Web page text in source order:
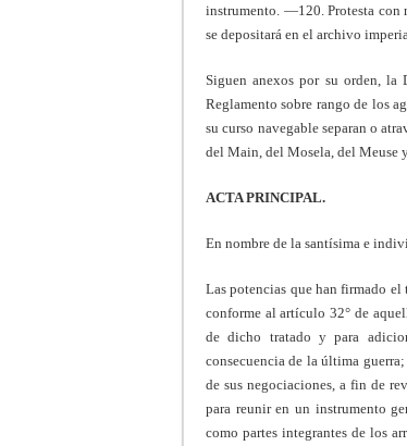
instrumento. —120. Protesta con
se depositará en el archivo
Siguen anexos por su orden,
Reglamento sobre rango de los
su curso navegable separan o
del Main, del Mosela, del Meuse
ACTA PRINCIPAL.
En nombre de la santísima e
Las potencias que han firmado
conforme al artículo 32° de
de dicho tratado y para
consecuencia de la última
de sus negociaciones, a fin de
para reunir en un instrumento
como partes integrantes de los